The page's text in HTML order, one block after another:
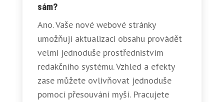
sám?
Ano. Vaše nové webové stránky
umožňují aktualizaci obsahu provádět
velmi jednoduše prostřednistvím
redakčního systému. Vzhled a efekty
zase můžete ovlivňovat jednoduše
pomocí přesouvání myší. Pracujete